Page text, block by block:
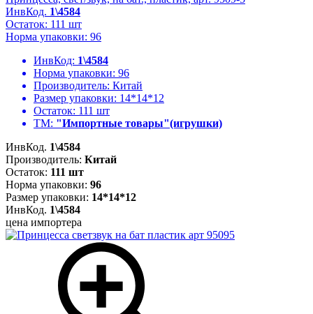
ИнвКод. 1\4584
Остаток: 111 шт
Норма упаковки: 96
ИнвКод: 1\4584
Норма упаковки: 96
Производитель: Китай
Размер упаковки: 14*14*12
Остаток: 111 шт
ТМ: "Импортные товары"(игрушки)
ИнвКод. 1\4584
Производитель: Китай
Остаток: 111 шт
Норма упаковки: 96
Размер упаковки: 14*14*12
ИнвКод. 1\4584
цена импортера